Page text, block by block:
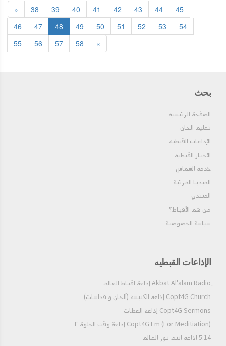
« 38 39 40 41 42 43 44
45
46
47 48 49 50 51 52 53
54
55
56 57 58 »
بحث
الصفحة الرئيسيه
تعليم الحان
الإذاعات القبطيه
الاخبار القبطيه
خدمه الشماس
الميديا المرئية
المنتدي
من هم الأقباط؟‎
سياسة الخصوصية
الإذاعات القبطيه
Copt4G Church إذاعة الكنيسة (ألحان و قداسات)
Copt4G Sermons إذاعة العظات
Copt4G Fm (For Meditiation) إذاعة وقت الخلوة ٢
5:14 اذاعه انتم نور العالم